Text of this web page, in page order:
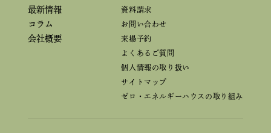
最新情報
コラム
会社概要
資料請求
お問い合わせ
来場予約
よくあるご質問
個人情報の取り扱い
サイトマップ
ゼロ・エネルギーハウスの取り組み